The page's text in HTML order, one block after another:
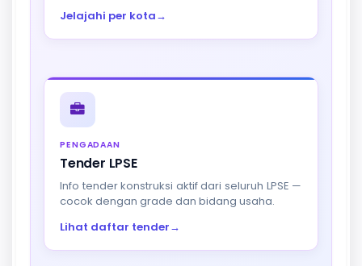
Jelajahi per kota→
PENGADAAN
Tender LPSE
Info tender konstruksi aktif dari seluruh LPSE —
cocok dengan grade dan bidang usaha.
Lihat daftar tender→